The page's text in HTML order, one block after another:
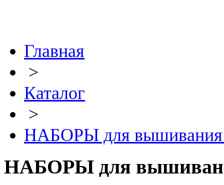
Главная
>
Каталог
>
НАБОРЫ для вышивания
НАБОРЫ для